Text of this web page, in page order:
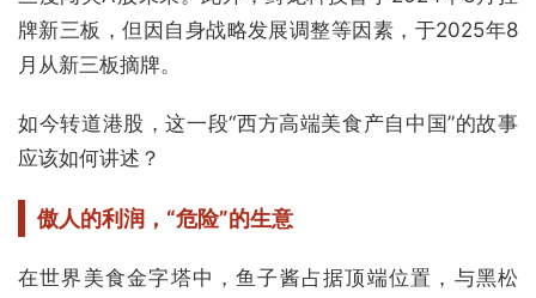
牌新三板，但因自身战略发展调整等因素，于2025年8
月从新三板摘牌。
如今转道港股，这一段“西方高端美食产自中国”的故事
应该如何讲述？
傲人的利润，“危险”的生意
在世界美食金字塔中，鱼子酱占据顶端位置，与黑松